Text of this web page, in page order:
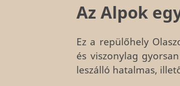
Az Alpok
Ez a repülőhely
és viszonylag
leszálló hatalmas,